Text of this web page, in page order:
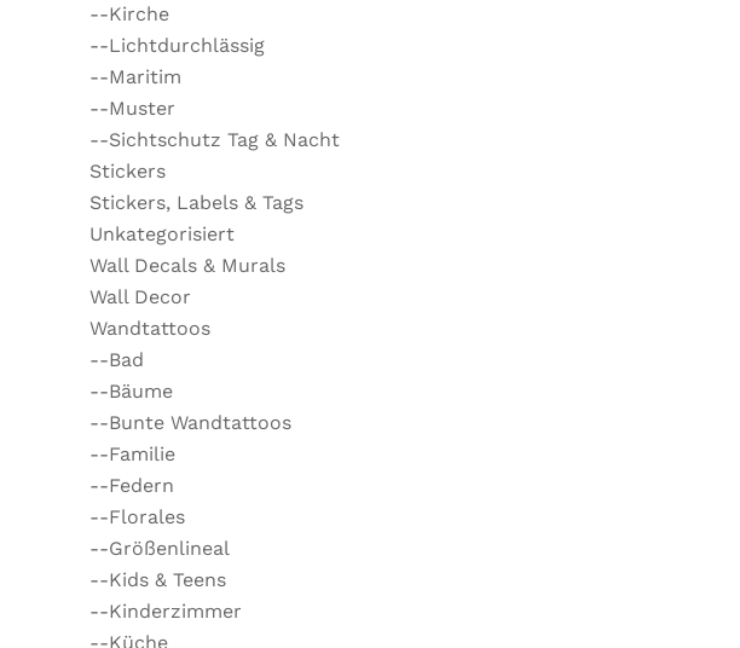
--Kirche
--Lichtdurchlässig
--Maritim
--Muster
--Sichtschutz Tag & Nacht
Stickers
Stickers, Labels & Tags
Unkategorisiert
Wall Decals & Murals
Wall Decor
Wandtattoos
--Bad
--Bäume
--Bunte Wandtattoos
--Familie
--Federn
--Florales
--Größenlineal
--Kids & Teens
--Kinderzimmer
--Küche